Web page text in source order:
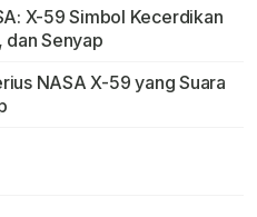
X-59 Simbol Kecerdikan
Senyap
NASA X-59 yang Suara